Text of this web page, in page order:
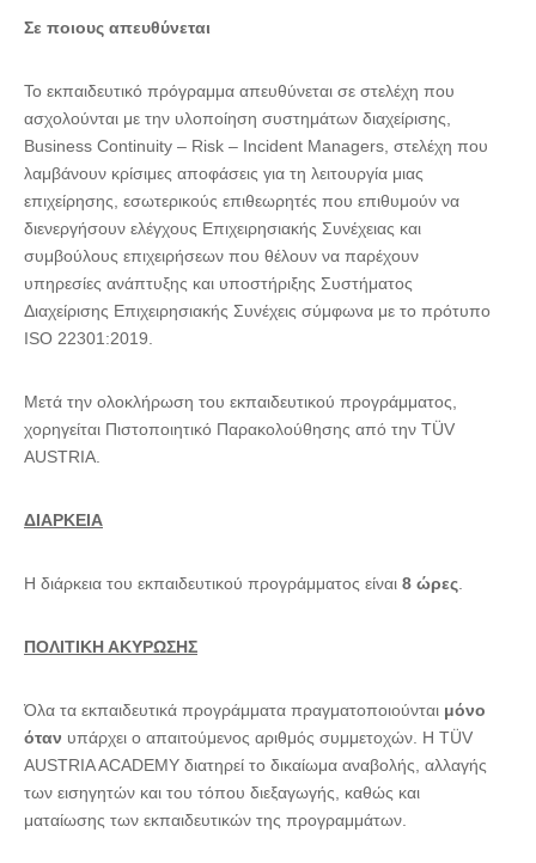
Σε ποιους απευθύνεται
Το εκπαιδευτικό πρόγραμμα απευθύνεται σε στελέχη που
ασχολούνται με την υλοποίηση συστημάτων διαχείρισης,
Business Continuity – Risk – Incident Managers, στελέχη που
λαμβάνουν κρίσιμες αποφάσεις για τη λειτουργία μιας
επιχείρησης, εσωτερικούς επιθεωρητές που επιθυμούν να
διενεργήσουν ελέγχους Επιχειρησιακής Συνέχειας και
συμβούλους επιχειρήσεων που θέλουν να παρέχουν
υπηρεσίες ανάπτυξης και υποστήριξης Συστήματος
Διαχείρισης Επιχειρησιακής Συνέχεις σύμφωνα με το πρότυπο
ISO 22301:2019.
Μετά την ολοκλήρωση του εκπαιδευτικού προγράμματος,
χορηγείται Πιστοποιητικό Παρακολούθησης από την TÜV
AUSTRIA.
ΔΙΑΡΚΕΙΑ
Η διάρκεια του εκπαιδευτικού προγράμματος είναι 8 ώρες
ΠΟΛΙΤΙΚΗ ΑΚΥΡΩΣΗΣ
Όλα τα εκπαιδευτικά προγράμματα πραγματοποιούνται μόνο
όταν υπάρχει ο απαιτούμενος αριθμός συμμετοχών. Η TÜV
AUSTRIA ACADEMY διατηρεί το δικαίωμα αναβολής, αλλαγής
των εισηγητών και του τόπου διεξαγωγής, καθώς και
ματαίωσης των εκπαιδευτικών της προγραμμάτων.